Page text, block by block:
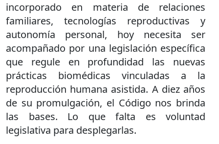
incorporado en materia de relaciones
familiares, tecnologías reproductivas y
autonomía personal, hoy necesita ser
acompañado por una legislación específica
que regule en profundidad las nuevas
prácticas biomédicas vinculadas a la
reproducción humana asistida. A diez años
de su promulgación, el Código nos brinda
las bases. Lo que falta es voluntad
legislativa para desplegarlas.